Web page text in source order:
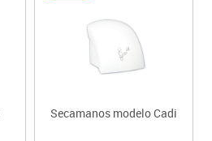
Secamanos modelo Cadi